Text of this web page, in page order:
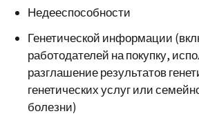
Недееспособности
Генетической информации
работодателей на покупку,
разглашение результатов
генетических услуг или
болезни)